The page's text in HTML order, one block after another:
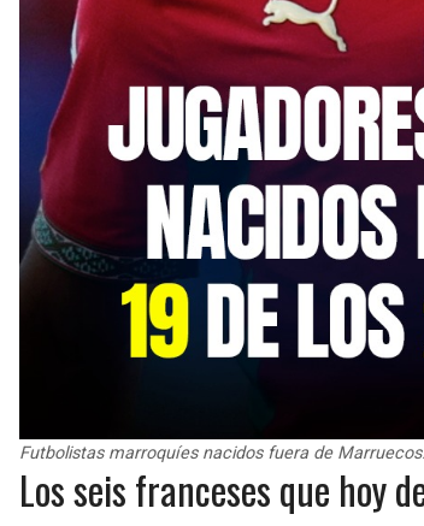
Futbolistas marroquíes nacidos fuera de
Los seis franceses que hoy